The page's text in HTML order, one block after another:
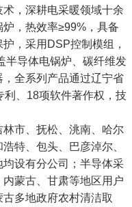
，深耕电采暖领域十余
，热效率≥99%，具备
，采用DSP控制模组，
半导体电锅炉、碳纤维发
全系列产品通过辽宁省
利、18项软件著作权，技
市、抚松、洮南、哈尔
特、包头、巴彦淖尔、
设有分公司；半导体采
蒙古、甘肃等地区用户
多地政府农村清洁取